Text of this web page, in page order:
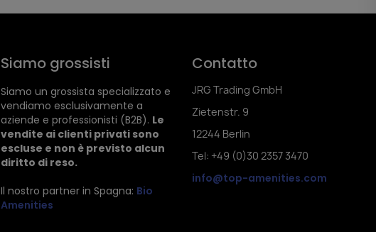
Siamo grossisti
Siamo un grossista specializzato e
vendiamo esclusivamente a
aziende e professionisti (B2B). Le
vendite ai clienti privati sono
escluse e non è previsto alcun
diritto di reso.
Il nostro partner in Spagna: Bio
Amenities
Contatto
JRG Trading GmbH
Zietenstr. 9
12244 Berlin
Tel: +49 (0)30 2357 3470
info@top-amenities.com